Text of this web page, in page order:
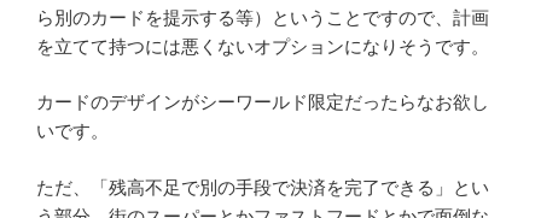
ら別のカードを提示する等）ということですので、計画
を立てて持つには悪くないオプションになりそうです。
カードのデザインがシーワールド限定だったらなお欲し
いです。
ただ、「残高不足で別の手段で決済を完了できる」とい